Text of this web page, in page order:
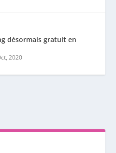
désormais gratuit en
2020